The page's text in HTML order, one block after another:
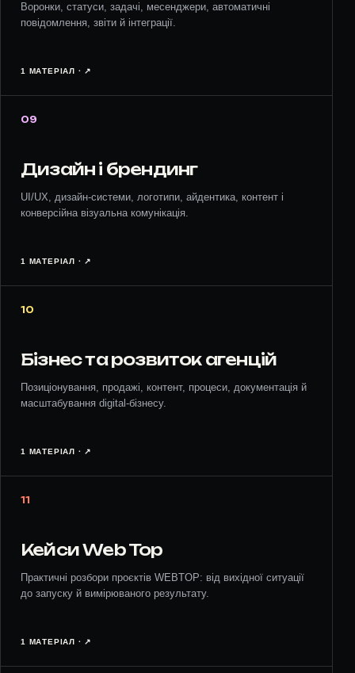
Воронки, статуси, задачі, месенджери, автоматичні
повідомлення, звіти й інтеграції.
1 МАТЕРІАЛ · ↗︎
09
Дизайн і брендинг
UI/UX, дизайн-системи, логотипи, айдентика, контент і
конверсійна візуальна комунікація.
1 МАТЕРІАЛ · ↗︎
10
Бізнес та розвиток агенцій
Позиціонування, продажі, контент, процеси, документація й
масштабування digital-бізнесу.
1 МАТЕРІАЛ · ↗︎
11
Кейси Web Top
Практичні розбори проєктів WEBTOP: від вихідної ситуації
до запуску й вимірюваного результату.
1 МАТЕРІАЛ · ↗︎